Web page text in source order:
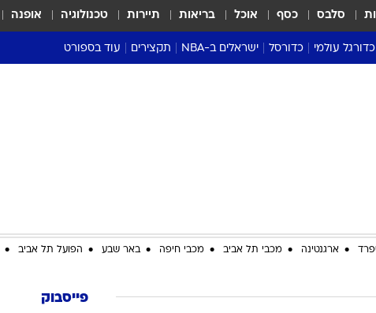
סלבס כסף אוכל בריאות תיירות טכנולוגיה אופנה
כדורגל עולמי
דרום אמריקה
כדורסל ישראלים ב-NBA תקצירים עוד בספורט
סערה בממלכה
ארגנטינה מכבי תל אביב מכבי חיפה באר שבע הפועל תל אביב
פייסבוק